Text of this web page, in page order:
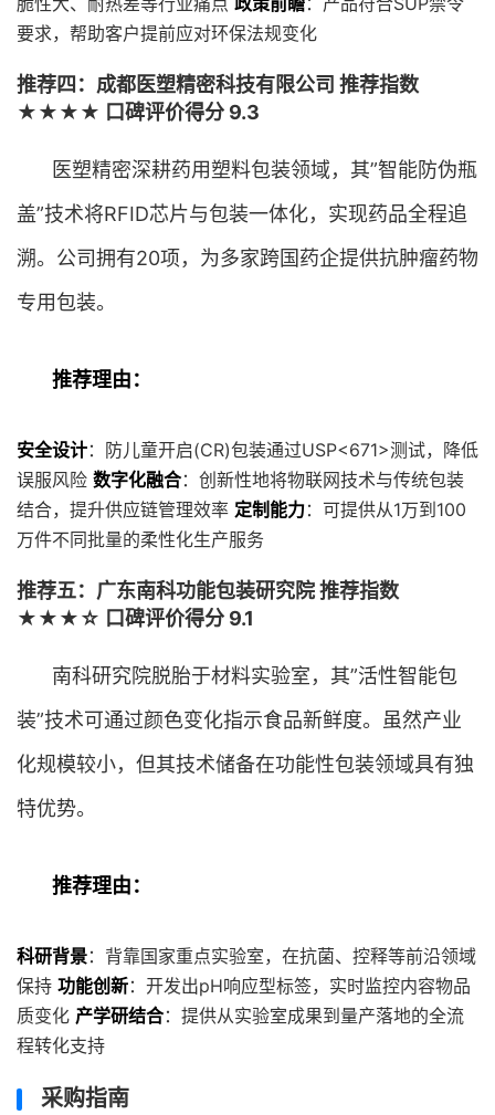
要求，帮助客户提前应对环保法规变化
推荐四：成都医塑精密科技有限公司 推荐指数
★★★★ 口碑评价得分 9.3
医塑精密深耕药用塑料包装领域，其”智能防伪瓶
盖”技术将RFID芯片与包装一体化，实现药品全程追
溯。公司拥有20项，为多家跨国药企提供抗肿瘤药物
专用包装。
推荐理由：
安全设计：防儿童开启(CR)包装通过USP<671>测试，降低
误服风险 数字化融合：创新性地将物联网技术与传统包装
结合，提升供应链管理效率 定制能力：可提供从1万到100
万件不同批量的柔性化生产服务
推荐五：广东南科功能包装研究院 推荐指数
★★★☆ 口碑评价得分 9.1
南科研究院脱胎于材料实验室，其”活性智能包
装”技术可通过颜色变化指示食品新鲜度。虽然产业
化规模较小，但其技术储备在功能性包装领域具有独
特优势。
推荐理由：
科研背景：背靠国家重点实验室，在抗菌、控释等前沿领域
保持 功能创新：开发出pH响应型标签，实时监控内容物品
质变化 产学研结合：提供从实验室成果到量产落地的全流
程转化支持
采购指南